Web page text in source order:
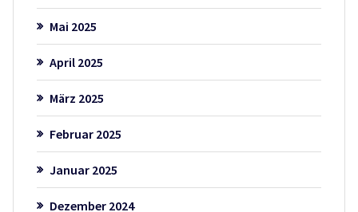
Mai 2025
April 2025
März 2025
Februar 2025
Januar 2025
Dezember 2024